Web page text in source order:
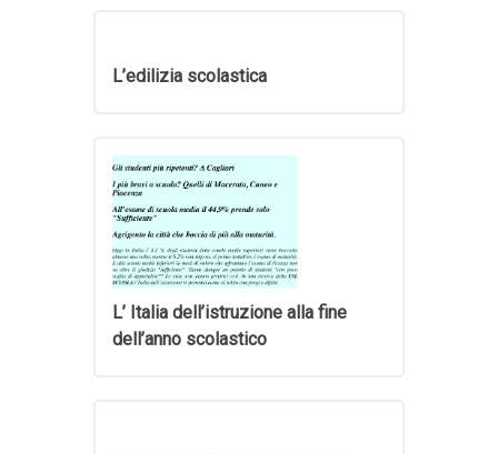
L’edilizia scolastica
L’ Italia dell’istruzione alla fine
dell’anno scolastico